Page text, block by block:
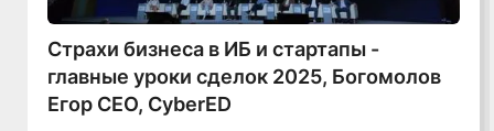
Страхи бизнеса в ИБ и стартапы -
главные уроки сделок 2025, Богомолов
Егор CEO, CyberED